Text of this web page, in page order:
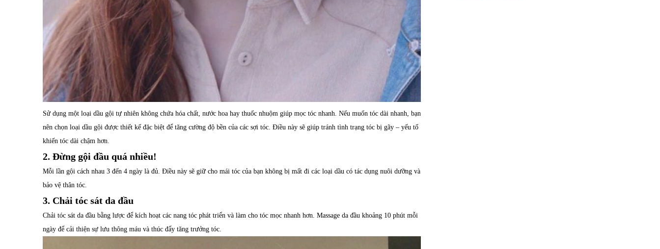
Sử dụng một loại dầu gội tự nhiên không chứa hóa chất, nước hoa hay thuốc nhuộm giúp mọc tóc nhanh. Nếu muốn tóc dài nhanh, bạn
nên chọn loại dầu gội được thiết kế đặc biệt để tăng cường độ bền của các sợi tóc. Điều này sẽ giúp tránh tình trạng tóc bị gãy – yếu tố
khiến tóc dài chậm hơn.
2. Đừng gội đầu quá nhiều!
Mỗi lần gội cách nhau 3 đến 4 ngày là đủ. Điều này sẽ giữ cho mái tóc của bạn không bị mất đi các loại dầu có tác dụng nuôi dưỡng và
bảo vệ thân tóc.
3. Chải tóc sát da đầu
Chải tóc sát da đầu bằng lược để kích hoạt các nang tóc phát triển và làm cho tóc mọc nhanh hơn. Massage da đầu khoảng 10 phút mỗi
ngày để cải thiện sự lưu thông máu và thúc đẩy tăng trưởng tóc.